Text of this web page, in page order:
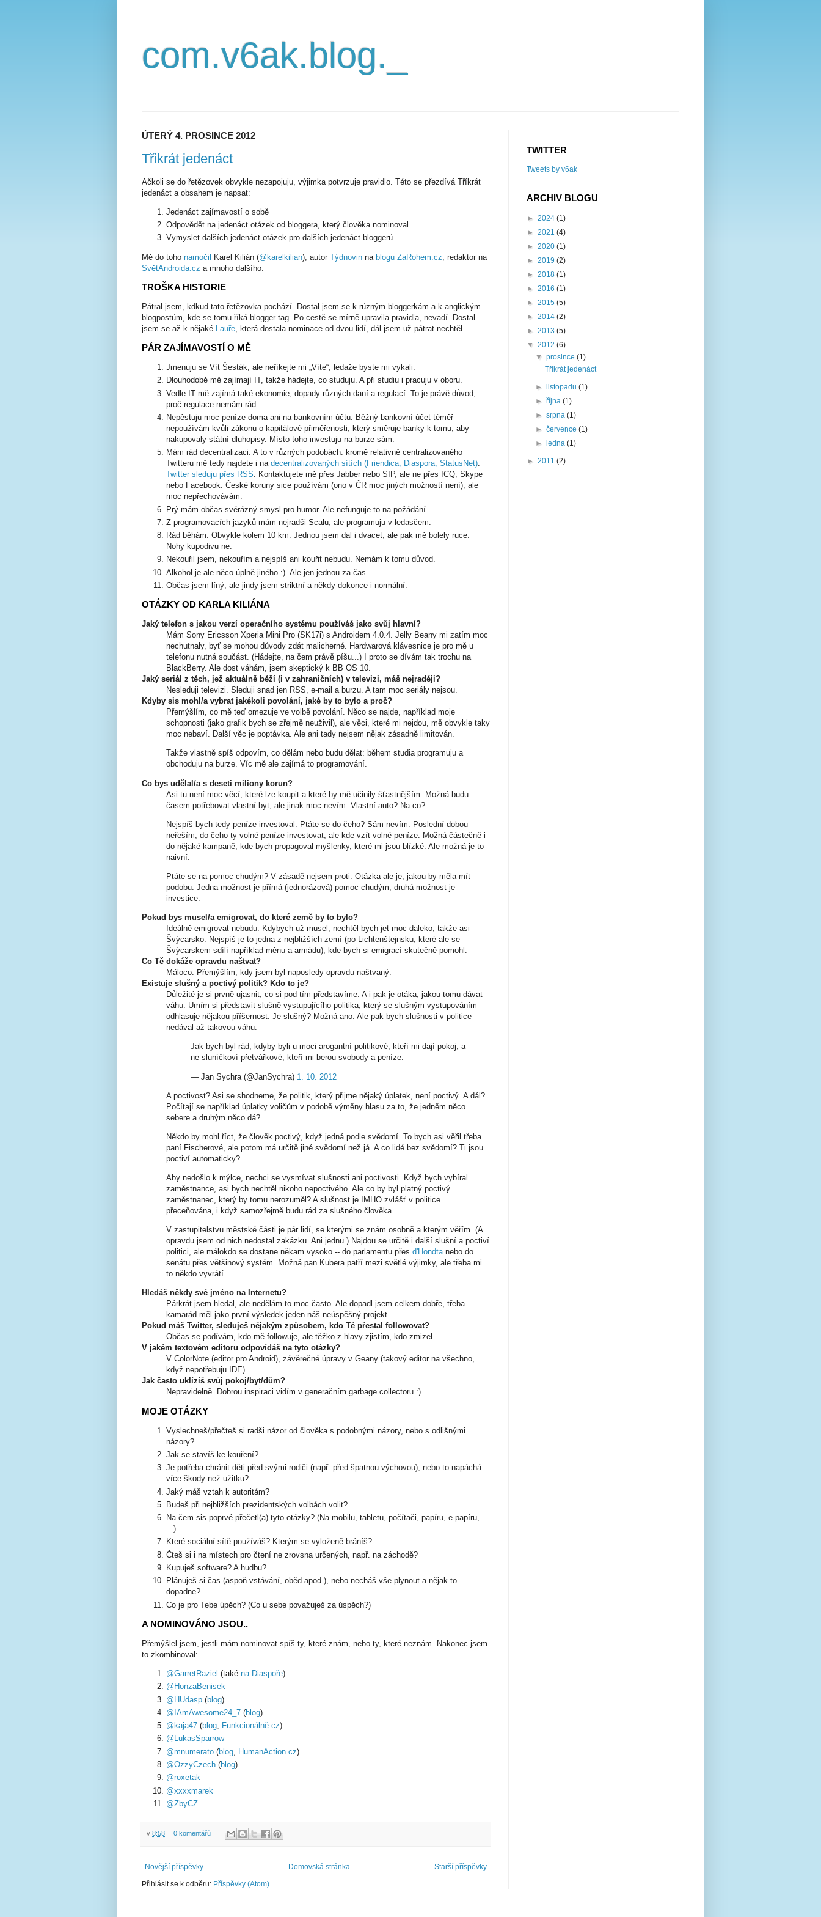
com.v6ak.blog._
ÚTERÝ 4. PROSINCE 2012
Třikrát jedenáct
Ačkoli se do řetězovek obvykle nezapojuju, výjimka potvrzuje pravidlo. Této se přezdívá Tříkrát
jedenáct a obsahem je napsat:
Jedenáct zajímavostí o sobě
Odpovědět na jedenáct otázek od bloggera, který člověka nominoval
Vymyslet dalších jedenáct otázek pro dalších jedenáct bloggerů
Mě do toho namočil Karel Kilián (@karelkilian), autor Týdnovin na blogu ZaRohem.cz , redaktor na
SvětAndroida.cz a mnoho dalšího.
TROŠKA HISTORIE
Pátral jsem, kdkud tato řetězovka pochází. Dostal jsem se k různým bloggerkám a k anglickým
blogpostům, kde se tomu říká blogger tag. Po cestě se mírně upravila pravidla, nevadí. Dostal
jsem se až k nějaké
Lauře , která dostala nominace od dvou lidí, dál jsem už pátrat nechtěl.
PÁR ZAJÍMAVOSTÍ O MĚ
Jmenuju se Vít Šesták, ale neříkejte mi „Víte“, ledaže byste mi vykali.
Dlouhodobě mě zajímají IT, takže hádejte, co studuju. A při studiu i pracuju v oboru.
Vedle IT mě zajímá také ekonomie, dopady různých daní a regulací. To je právě důvod,
proč regulace nemám rád.
Nepěstuju moc peníze doma ani na bankovním účtu. Běžný bankovní účet téměř
nepoužívám kvůli zákonu o kapitálové přiměřenosti, který směruje banky k tomu, aby
nakupovaly státní dluhopisy. Místo toho investuju na burze sám.
Mám rád decentralizaci. A to v různých podobách: kromě relativně centralizovaného
Twitteru mě tedy najdete i na decentralizovaných sítích (Friendica, Diaspora, StatusNet).
Twitter sleduju přes RSS. Kontaktujete mě přes Jabber nebo SIP, ale ne přes ICQ, Skype
nebo Facebook. České koruny sice používám (ono v ČR moc jiných možností není), ale
moc nepřechovávám.
Prý mám občas svérázný smysl pro humor. Ale nefunguje to na požádání.
Z programovacích jazyků mám nejradši Scalu, ale programuju v ledasčem.
Rád běhám. Obvykle kolem 10 km. Jednou jsem dal i dvacet, ale pak mě bolely ruce.
Nohy kupodivu ne.
Nekouřil jsem, nekouřím a nejspíš ani kouřit nebudu. Nemám k tomu důvod.
Alkohol je ale něco úplně jiného :). Ale jen jednou za čas.
Občas jsem líný, ale jindy jsem striktní a někdy dokonce i normální.
OTÁZKY OD KARLA KILIÁNA
Jaký telefon s jakou verzí operačního systému používáš jako svůj hlavní?
Mám Sony Ericsson Xperia Mini Pro (SK17i) s Androidem 4.0.4. Jelly Beany mi zatím moc
nechutnaly, byť se mohou důvody zdát malicherné. Hardwarová klávesnice je pro mě u
telefonu nutná součást. (Hádejte, na čem právě píšu...) I proto se dívám tak trochu na
BlackBerry. Ale dost váhám, jsem skeptický k BB OS 10.
Jaký seriál z těch, jež aktuálně běží (i v zahraničních) v televizi, máš nejraději?
Nesleduji televizi. Sleduji snad jen RSS, e-mail a burzu. A tam moc seriály nejsou.
Kdyby sis mohl/a vybrat jakékoli povolání, jaké by to bylo a proč?
Přemýšlím, co mě teď omezuje ve volbě povolání. Něco se najde, například moje
schopnosti (jako grafik bych se zřejmě neuživil), ale věci, které mi nejdou, mě obvykle taky
moc nebaví. Další věc je poptávka. Ale ani tady nejsem nějak zásadně limitován.
Takže vlastně spíš odpovím, co dělám nebo budu dělat: během studia programuju a
obchoduju na burze. Víc mě ale zajímá to programování.
Co bys udělal/a s deseti miliony korun?
Asi tu není moc věcí, které lze koupit a které by mě učinily šťastnějším. Možná budu
časem potřebovat vlastní byt, ale jinak moc nevím. Vlastní auto? Na co?
Nejspíš bych tedy peníze investoval. Ptáte se do čeho? Sám nevím. Poslední dobou
neřeším, do čeho ty volné peníze investovat, ale kde vzít volné peníze. Možná částečně i
do nějaké kampaně, kde bych propagoval myšlenky, které mi jsou blízké. Ale možná je to
naivní.
Ptáte se na pomoc chudým? V zásadě nejsem proti. Otázka ale je, jakou by měla mít
podobu. Jedna možnost je přímá (jednorázová) pomoc chudým, druhá možnost je
investice.
Pokud bys musel/a emigrovat, do které země by to bylo?
Ideálně emigrovat nebudu. Kdybych už musel, nechtěl bych jet moc daleko, takže asi
Švýcarsko. Nejspíš je to jedna z nejbližších zemí (po Lichtenštejnsku, které ale se
Švýcarskem sdílí například měnu a armádu), kde bych si emigrací skutečně pomohl.
Co Tě dokáže opravdu naštvat?
Máloco. Přemýšlím, kdy jsem byl naposledy opravdu naštvaný.
Existuje slušný a poctivý politik? Kdo to je?
Důležité je si prvně ujasnit, co si pod tím představíme. A i pak je otáka, jakou tomu dávat
váhu. Umím si představit slušně vystupujícího politika, který se slušným vystupováním
odhlasuje nějakou příšernost. Je slušný? Možná ano. Ale pak bych slušnosti v politice
nedával až takovou váhu.
Jak bych byl rád, kdyby byli u moci arogantní politikové, kteří mi dají pokoj, a
ne sluníčkoví přetvářkové, kteří mi berou svobody a peníze.
— Jan Sychra (@JanSychra) 1. 10. 2012
A poctivost? Asi se shodneme, že politik, který přijme nějaký úplatek, není poctivý. A dál?
Počítají se například úplatky voličům v podobě výměny hlasu za to, že jedněm něco
sebere a druhým něco dá?
Někdo by mohl říct, že člověk poctivý, když jedná podle svědomí. To bych asi věřil třeba
paní Fischerové, ale potom má určitě jiné svědomí než já. A co lidé bez svědomí? Ti jsou
poctiví automaticky?
Aby nedošlo k mýlce, nechci se vysmívat slušnosti ani poctivosti. Když bych vybíral
zaměstnance, asi bych nechtěl nikoho nepoctivého. Ale co by byl platný poctivý
zaměstnanec, který by tomu nerozuměl? A slušnost je IMHO zvlášť v politice
přeceňována, i když samozřejmě budu rád za slušného člověka.
V zastupitelstvu městské části je pár lidí, se kterými se znám osobně a kterým věřím. (A
opravdu jsem od nich nedostal zakázku. Ani jednu.) Najdou se určitě i další slušní a poctiví
politici, ale málokdo se dostane někam vysoko -- do parlamentu přes d'Hondtanebo do
senátu přes většinový systém. Možná pan Kubera patří mezi světlé výjimky, ale třeba mi
to někdo vyvrátí.
Hledáš někdy své jméno na Internetu?
Párkrát jsem hledal, ale nedělám to moc často. Ale dopadl jsem celkem dobře, třeba
kamarád měl jako první výsledek jeden náš neúspěšný projekt.
Pokud máš Twitter, sleduješ nějakým způsobem, kdo Tě přestal followovat?
Občas se podívám, kdo mě followuje, ale těžko z hlavy zjistím, kdo zmizel.
V jakém textovém editoru odpovídáš na tyto otázky?
V ColorNote (editor pro Android), závěrečné úpravy v Geany (takový editor na všechno,
když nepotřebuju IDE).
Jak často uklízíš svůj pokoj/byt/dům?
Nepravidelně. Dobrou inspiraci vidím v generačním garbage collectoru :)
MOJE OTÁZKY
Vyslechneš/přečteš si radši názor od člověka s podobnými názory, nebo s odlišnými
názory?
Jak se stavíš ke kouření?
Je potřeba chránit děti před svými rodiči (např. před špatnou výchovou), nebo to napáchá
více škody než užitku?
Jaký máš vztah k autoritám?
Budeš při nejbližších prezidentských volbách volit?
Na čem sis poprvé přečetl(a) tyto otázky? (Na mobilu, tabletu, počítači, papíru, e-papíru,
...)
Které sociální sítě používáš? Kterým se vyloženě bráníš?
Čteš si i na místech pro čtení ne zrovsna určených, např. na záchodě?
Kupuješ software? A hudbu?
Plánuješ si čas (aspoň vstávání, oběd apod.), nebo necháš vše plynout a nějak to
dopadne?
Co je pro Tebe úpěch? (Co u sebe považuješ za úspěch?)
A NOMINOVÁNO JSOU..
Přemýšlel jsem, jestli mám nominovat spíš ty, které znám, nebo ty, které neznám. Nakonec jsem
to zkombinoval:
@GarretRaziel (také na Diaspoře)
@HonzaBenisek
@HUdasp (blog)
@IAmAwesome24_7 (blog)
@kaja47 (blog, Funkcionálně.cz)
@LukasSparrow
@mnumerato (blog HumanAction.cz)
@OzzyCzech (blog)
@roxetak
@xxxxmarek
@ZbyCZ
v 8:58 0 komentářů
Novější příspěvky Starší příspěvky
Domovská stránka
Přihlásit se k odběru: Příspěvky (Atom)
TWITTER
Tweets by v6ak
ARCHIV BLOGU
► 2024 (1)
► 2021 (4)
► 2020 (1)
► 2019 (2)
► 2018 (1)
► 2016 (1)
► 2015 (5)
► 2014 (2)
► 2013 (5)
▼ 2012 (6)
▼prosince(1)
Třikrát jedenáct
► listopadu(1)
►října(1)
►srpna(1)
►července(1)
►
ledna(1)
► 2011 (2)